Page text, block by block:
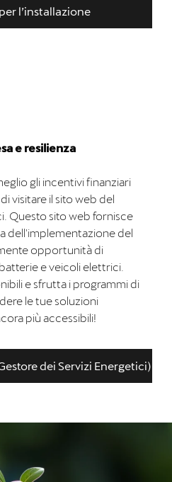
l’installazione
e resilienza
gli incentivi finanziari
visitare il sito web del
Questo sito web fornisce
dell'implementazione del
opportunità di
e veicoli elettrici.
e sfrutta i programmi di
le tue soluzioni
più accessibili!
dei Servizi Energetici)